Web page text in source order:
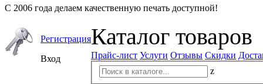
С 2006 года делаем качественную печать доступной!
Регистрация
Вход
Каталог товаров
Прайс-лист Услуги Отзывы Скидки
z